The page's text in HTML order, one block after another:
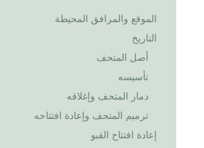
الموقع والمرافق المحيطة
التاريخ
أصل المتحف
تأسيسه
دمار المتحف وإغلاقه
ترميم المتحف وإعادة افتتاحه
إعادة افتتاح القبو